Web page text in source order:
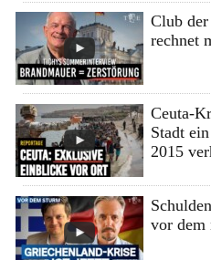
Club der
rechnet
Ceuta-
Stadt
2015
vor dem